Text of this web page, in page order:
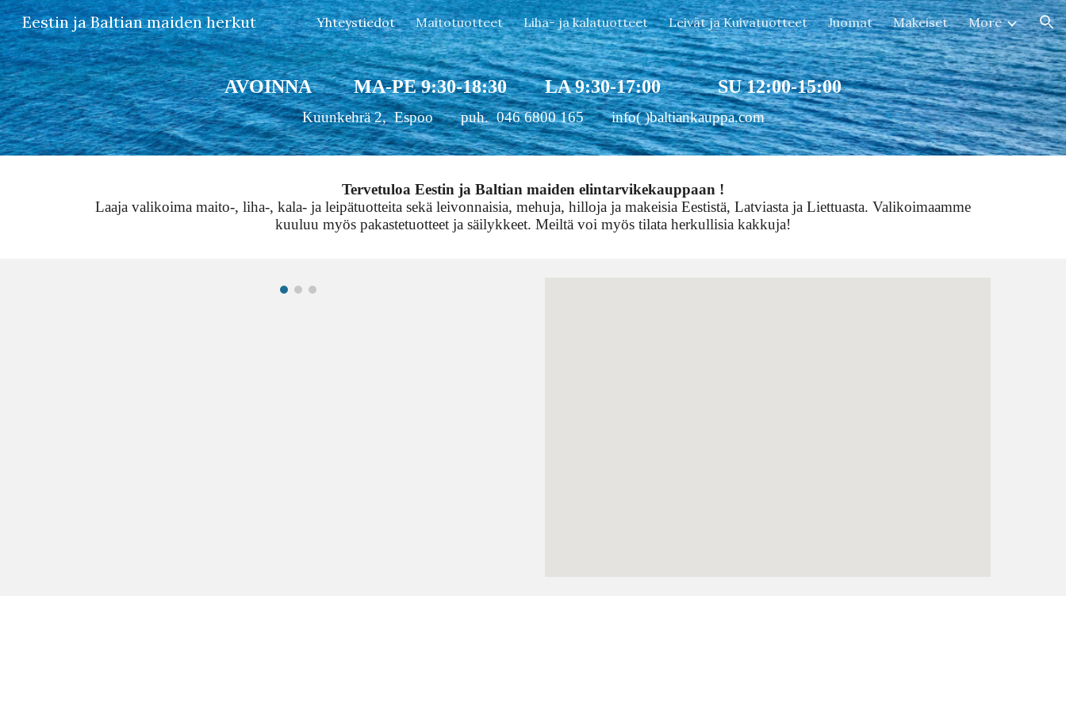
Skip to main content Skip to navigation
Eestin ja Baltian maiden herkut Yhteystiedot Maitotuotteet Liha- ja kalatuotteet Leivät ja Kuivatuotteet Juomat Makeiset More
AVOINNA MA-PE 9:30-18:30 LA 9:30-17:00 SU 12:00-15:00
Kuunkehrä 2, Espoo puh.046 6800 165 info( )baltiankauppa.com
Tervetuloa Eestin ja Baltian maiden elintarvikekauppaan !
Laaja valikoima maito-, liha-, kala- ja leipätuotteita sekä leivonnaisia, mehuja, hilloja ja makeisia Eestistä, Latviasta ja Liettuasta. Valikoimaamme
kuuluu myös pakastetuotteet ja säilykkeet. Meiltä voi myös tilata herkullisia kakkuja!